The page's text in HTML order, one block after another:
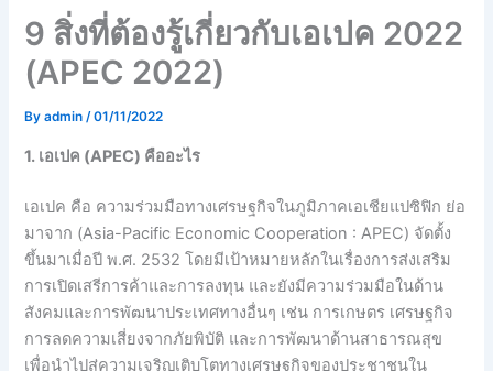
9 สิ่งที่ต้องรู้เกี่ยวกับเอเปค 2022
(APEC 2022)
Byadmin/01/11/2022
1. เอเปค (APEC) คืออะไร
เอเปค คือ ความร่วมมือทางเศรษฐกิจในภูมิภาคเอเชียแปซิฟิก ย่อ
มาจาก (Asia-Pacific Economic Cooperation : APEC) จัดตั้ง
ขึ้นมาเมื่อปี พ.ศ. 2532 โดยมีเป้าหมายหลักในเรื่องการส่งเสริม
การเปิดเสรีการค้าและการลงทุน และยังมีความร่วมมือในด้าน
สังคมและการพัฒนาประเทศทางอื่นๆ เช่น การเกษตร เศรษฐกิจ
การลดความเสี่ยงจากภัยพิบัติ และการพัฒนาด้านสาธารณสุข
เพื่อนำไปสู่ความเจริญเติบโตทางเศรษฐกิจของประชาชนใน